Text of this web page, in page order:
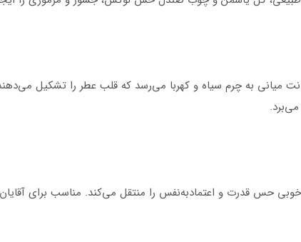
به چرم سیاه و کهربا می‌رسد که قلب عطر را تشکیل
حس قدرت و اعتمادبه‌نفس را منتقل می‌کند. مناسب برای آقایان